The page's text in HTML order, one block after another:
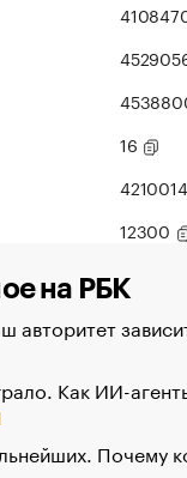
16
4210014
12300
на РБК
авторитет
Как ИИ-
Почему